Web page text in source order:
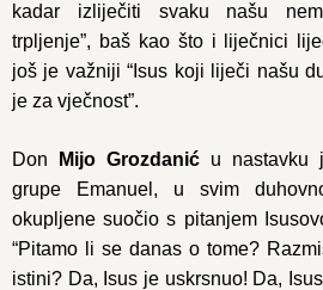
kadar izliječiti svaku našu
trpljenje”, baš kao što i liječnici
još je važniji “Isus koji liječi našu
je za vječnost”.
Don Mijo Grozdanić u nastavku
grupe Emanuel, u svim
okupljene suočio s pitanjem
“Pitamo li se danas o tome?
istini? Da, Isus je uskrsnuo! Da,